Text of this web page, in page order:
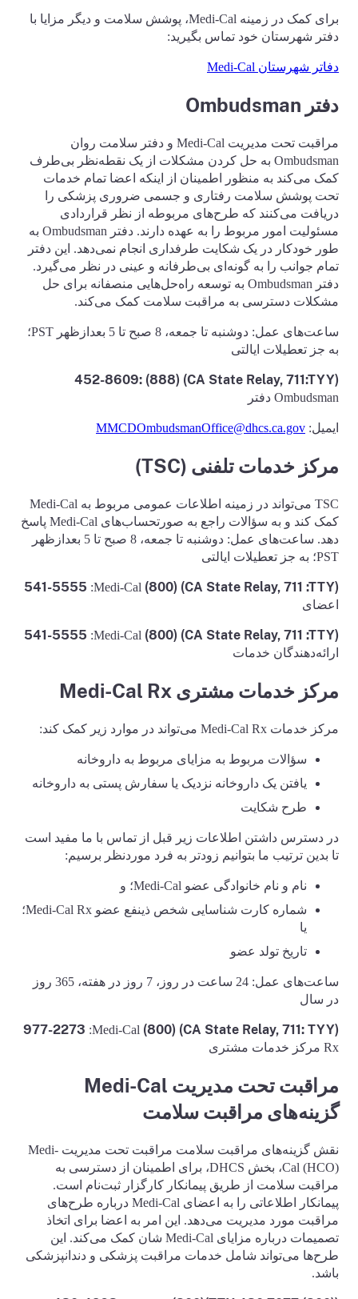
برای کمک در زمینه Medi-Cal، پوشش سلامت و دیگر مزایا با
دفتر شهرستان خود تماس بگیرید:
دفاتر شهرستان Medi-Cal
دفتر Ombudsman
مراقبت تحت مدیریت Medi-Cal و دفتر سلامت روان
Ombudsman به حل کردن مشکلات از یک نقطه‌نظر بی‌طرف
کمک می‌‌کند به منظور اطمینان از اینکه اعضا تمام خدمات
تحت پوشش سلامت رفتاری و جسمی ضروری پزشکی را
دریافت می‌کنند که طرح‌های مربوطه از نظر قراردادی
مسئولیت امور مربوط را به عهده دارند. دفتر Ombudsman به
طور خودکار در یک شکایت طرفداری انجام نمی‌دهد. این دفتر
تمام جوانب را به گونه‌ای بی‌طرفانه و عینی در نظر می‌گیرد.
دفتر Ombudsman به توسعه راه‌حل‌هایی منصفانه برای حل
مشکلات دسترسی به مراقبت سلامت کمک می‌کند.
ساعت‌های عمل: دوشنبه تا جمعه، 8 صبح تا 5 بعدازظهر PST؛
به جز تعطیلات ایالتی
Ombudsman دفتر
ایمیل: MMCDOmbudsmanOffice@dhcs.ca.gov
مرکز خدمات تلفنی (TSC)
TSC می‌تواند در زمینه اطلاعات عمومی مربوط به Medi-Cal
کمک کند و به سؤالات راجع به صورتحساب‌های Medi-Cal پاسخ
دهد. ساعت‌های عمل: دوشنبه تا جمعه، 8 صبح تا 5 بعدازظهر
PST؛ به جز تعطیلات ایالتی
:Medi-Cal
اعضای
:Medi-Cal
ارائه‌دهندگان خدمات
مرکز خدمات مشتری Medi-Cal Rx
مرکز خدمات Medi-Cal Rx می‌تواند در موارد زیر کمک کند:
سؤالات مربوط به مزایای مربوط به داروخانه
یافتن یک داروخانه نزدیک یا سفارش پستی به داروخانه
طرح شکایت
در دسترس داشتن اطلاعات زیر قبل از تماس با ما مفید است
تا بدین ترتیب ما بتوانیم زودتر به فرد موردنظر برسیم:
نام و نام خانوادگی عضو Medi-Cal؛ و
شماره کارت شناسایی شخص ذینفع عضو Medi-Cal Rx؛
تاریخ تولد عضو
ساعت‌های عمل: 24 ساعت در روز، 7 روز در هفته، 365 روز
در سال
:Medi-Cal
Rx مرکز خدمات مشتری
مراقبت تحت مدیریت Medi-Cal
گزینه‌های مراقبت سلامت
نقش گزینه‌های مراقبت سلامت مراقبت تحت مدیریت Medi-
Cal (HCO)، بخش DHCS، برای اطمینان از دسترسی به
مراقبت سلامت از طریق پیمانکار کارگزار ثبت‌نام است.
پیمانکار اطلاعاتی را به اعضای Medi-Cal درباره طرح‌های
مراقبت مورد مدیریت می‌دهد. این امر به اعضا برای اتخاذ
تصمیمات درباره مزایای Medi-Cal شان کمک می‌کند. این
طرح‌ها می‌تواند شامل خدمات مراقبت پزشکی و دندانپزشکی
باشد.